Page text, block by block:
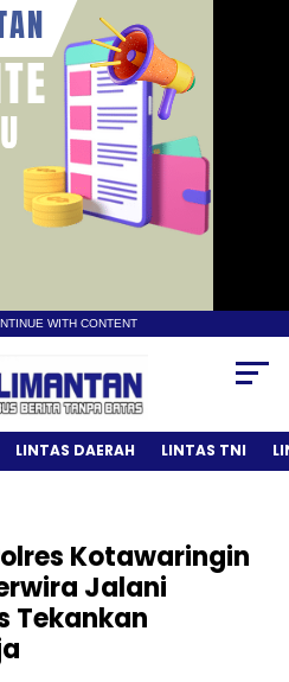
WITH CONTENT
LINTAS DAERAH LINTAS TNI
Kotawaringin
Jalani
Tekankan